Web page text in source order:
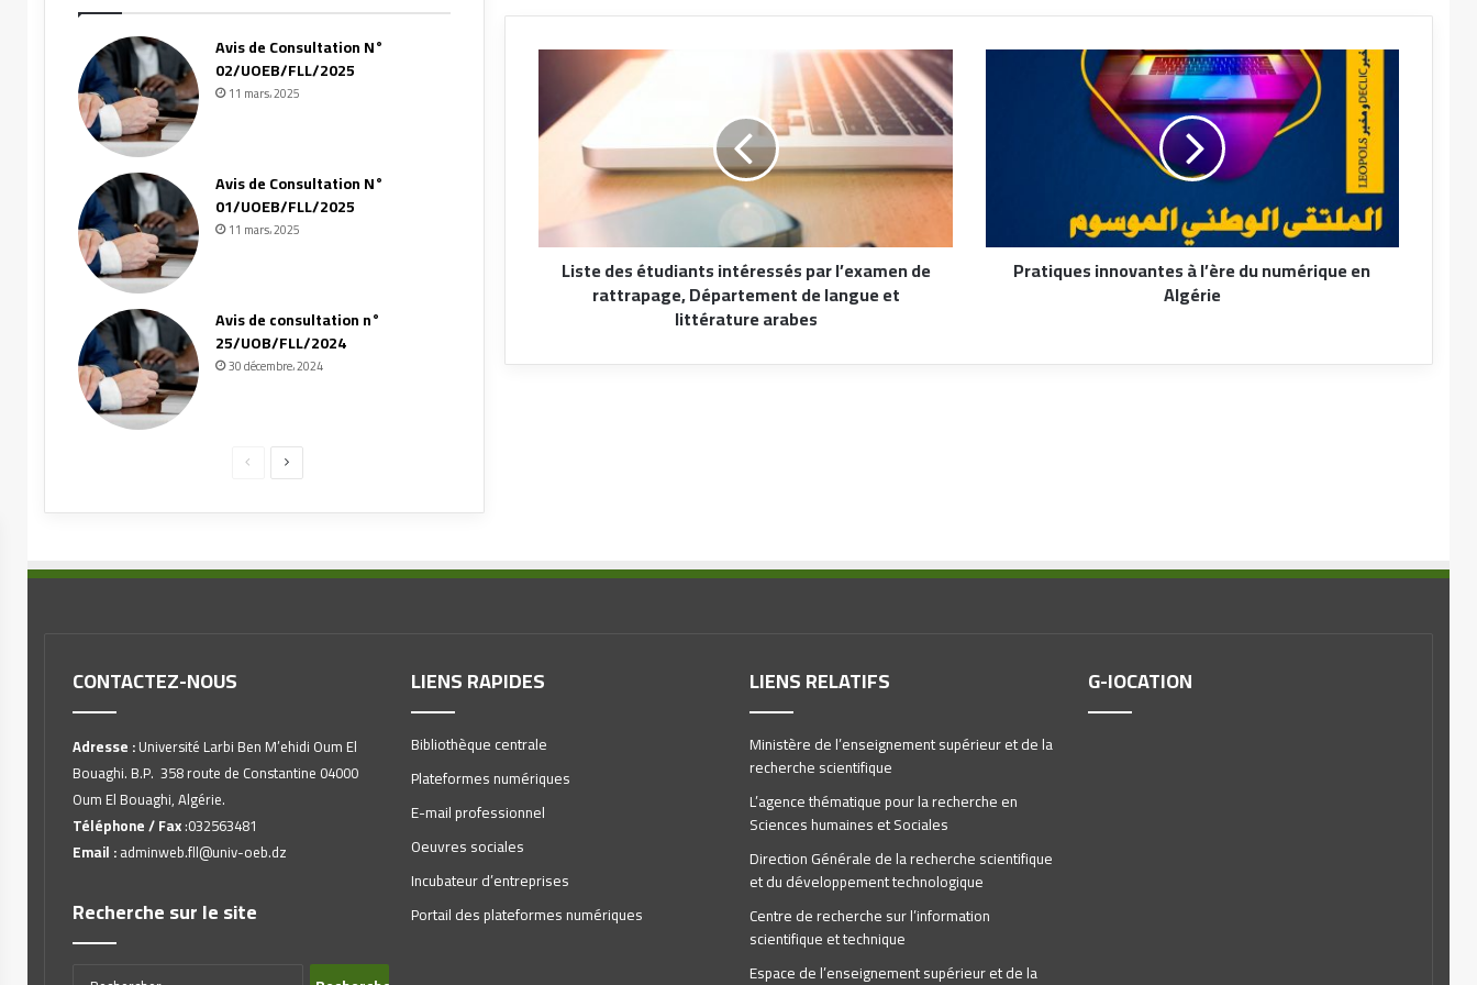
mise à jour de la liste des étudiants endettés
Appel à une réunion pédagogique au
département de langue et littérature arabes
Ouverture d’un cours d’amélioration et de
mise à jour des connaissances au profit des
employés de l’Université d’Oum El Bouaghi.
Fiche de récupération – Département de
Liste des étudiants intéressés par l’examen de
rattrapage, Département de langue et
littérature arabes
Pratiques innovantes à l’ère du numérique en
Algérie
Avis de Consultation N°
02/UOEB/FLL/2025
11 mars، 2025
Avis de Consultation N°
01/UOEB/FLL/2025
11 mars، 2025
Avis de consultation n°
25/UOB/FLL/2024
30 décembre، 2024
CONTACTEZ-NOUS
Adresse :Université Larbi Ben M’ehidi Oum El
Bouaghi. B.P. 358 route de Constantine 04000
Oum El Bouaghi, Algérie.
Téléphone / Fax:032563481
Email :adminweb.fll@univ-oeb.dz
Recherche sur le site
LIENS RAPIDES
Bibliothèque centrale
Plateformes numériques
E-mail professionnel
Oeuvres sociales
Incubateur d’entreprises
Portail des plateformes numériques
LIENS RELATIFS
Ministère de l’enseignement supérieur et de la
recherche scientifique
L’agence thématique pour la recherche en
Sciences humaines et Sociales
Direction Générale de la recherche scientifique
et du développement technologique
Centre de recherche sur l’information
scientifique et technique
Espace de l’enseignement supérieur et de la
G-lOCATION